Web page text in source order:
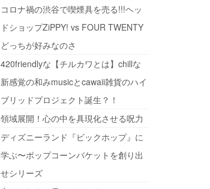
コロナ禍の渋谷で喫煙具を売る!!!ヘッ
ドショップZiPPY! vs FOUR TWENTY
どっちが好みなのさ
420friendlyな【チルカワとは】chillな
新感覚の和みmusicとcawaii雑貨のハイ
ブリッドプロジェクト誕生？！
領域展開！心の中を具現化させる呪力
ディズニーランド『ビックホップ』に
学ぶ〜ポップコーンバケットを創り出
せシリーズ